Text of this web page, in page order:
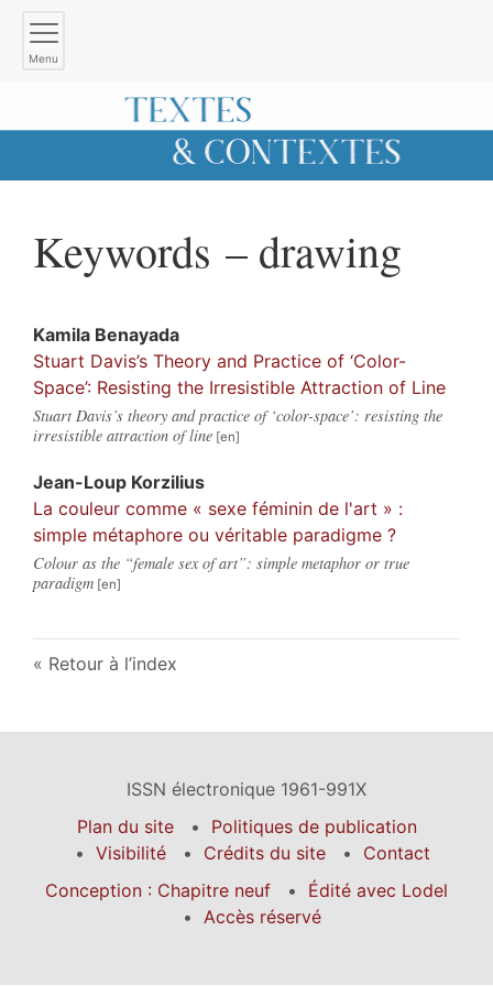
Menu
Keywords – drawing
Kamila Benayada
Stuart Davis’s Theory and Practice of ‘Color-
Space’: Resisting the Irresistible Attraction of Line
Stuart Davis’s theory and practice of ‘color-space’: resisting the
irresistible attraction of line
Jean-Loup Korzilius
La couleur comme « sexe féminin de l'art » :
simple métaphore ou véritable paradigme ?
Colour as the “female sex of art”: simple metaphor or true
paradigm
Retour à l’index
ISSN électronique 1961-991X
Plan du site
Politiques de publication
Visibilité
Crédits du site
Contact
Conception : Chapitre neuf
Édité avec Lodel
Accès réservé